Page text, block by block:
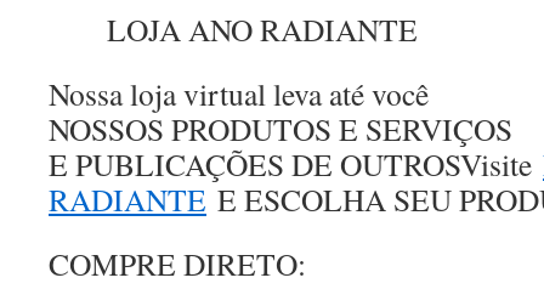
LOJA ANO RADIANTE
Nossa loja virtual leva até você
NOSSOS PRODUTOS E SERVIÇOS
E PUBLICAÇÕES DE OUTROSVisite
RADIANTE E ESCOLHA SEU
COMPRE DIRETO: